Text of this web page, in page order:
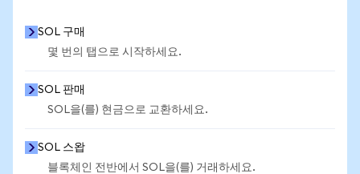
SOL 구매
몇 번의 탭으로 시작하세요.
SOL 판매
SOL을(를) 현금으로 교환하세요.
SOL 스왑
블록체인 전반에서 SOL을(를) 거래하세요.